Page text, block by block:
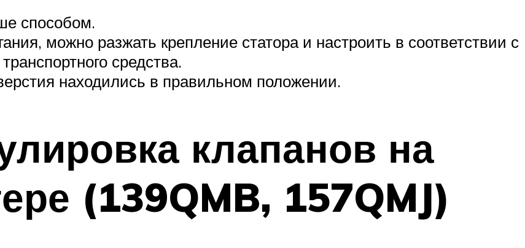
способом.
можно разжать крепление статора и настроить в соответствии с
средства.
находились в правильном положении.
клапанов на
(139QMB, 157QMJ)